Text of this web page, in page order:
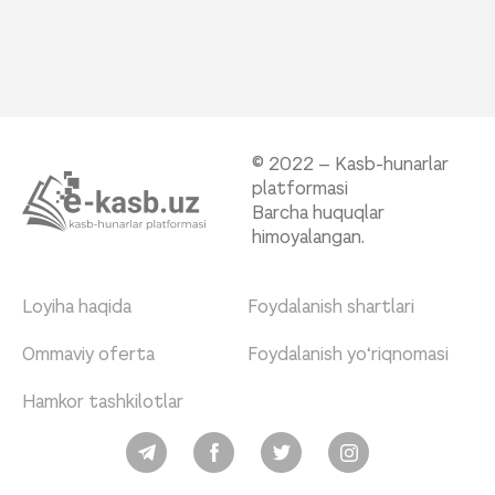
© 2022 – Kasb-hunarlar
platformasi
Barcha huquqlar
himoyalangan.
Loyiha haqida Foydalanish shartlari
Ommaviy oferta Foydalanish yo‘riqnomasi
Hamkor tashkilotlar